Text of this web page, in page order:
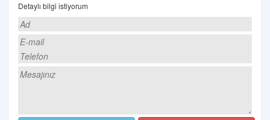
Detaylı bilgi istiyorum